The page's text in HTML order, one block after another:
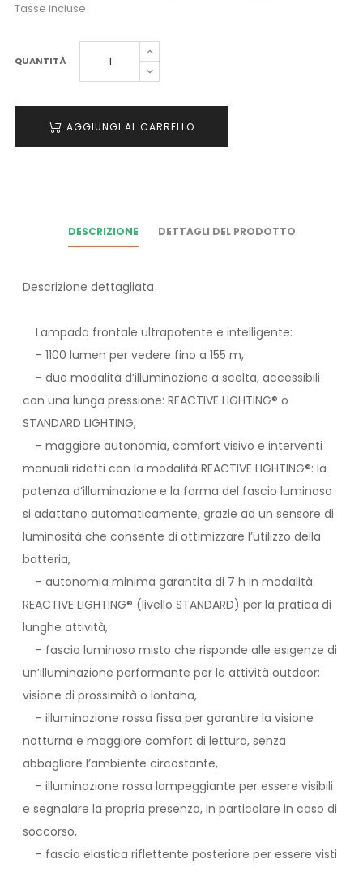
Tasse incluse
QUANTITÀ
AGGIUNGI AL CARRELLO
DESCRIZIONE DETTAGLI DEL PRODOTTO
Descrizione dettagliata
Lampada frontale ultrapotente e intelligente:
- 1100 lumen per vedere fino a 155 m,
- due modalità d’illuminazione a scelta, accessibili
con una lunga pressione: REACTIVE LIGHTING® o
STANDARD LIGHTING,
- maggiore autonomia, comfort visivo e interventi
manuali ridotti con la modalità REACTIVE LIGHTING®: la
potenza d’illuminazione e la forma del fascio luminoso
si adattano automaticamente, grazie ad un sensore di
luminosità che consente di ottimizzare l’utilizzo della
batteria,
- autonomia minima garantita di 7 h in modalità
REACTIVE LIGHTING® (livello STANDARD) per la pratica di
lunghe attività,
- fascio luminoso misto che risponde alle esigenze di
un’illuminazione performante per le attività outdoor:
visione di prossimità o lontana,
- illuminazione rossa fissa per garantire la visione
notturna e maggiore comfort di lettura, senza
abbagliare l’ambiente circostante,
- illuminazione rossa lampeggiante per essere visibili
e segnalare la propria presenza, in particolare in caso di
soccorso,
- fascia elastica riflettente posteriore per essere visti